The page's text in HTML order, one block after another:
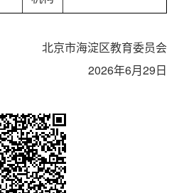
北京市海淀区教育委员会
2026年6月29日